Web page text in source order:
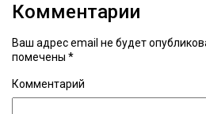
Комментарии
Ваш адрес email не будет
помечены *
Комментарий